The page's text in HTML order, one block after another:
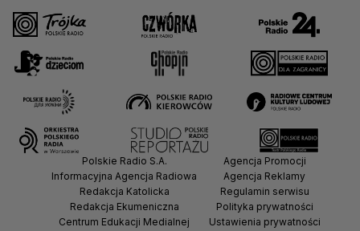
Polskie Radio S.A.
Informacyjna Agencja Radiowa
Redakcja Katolicka
Redakcja Ekumeniczna
Centrum Edukacji Medialnej
Agencja Promocji
Agencja Reklamy
Regulamin serwisu
Polityka prywatności
Ustawienia prywatności